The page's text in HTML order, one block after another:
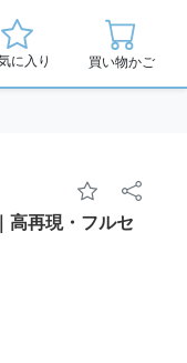
に入り 買い物かご
高再現・フルセ